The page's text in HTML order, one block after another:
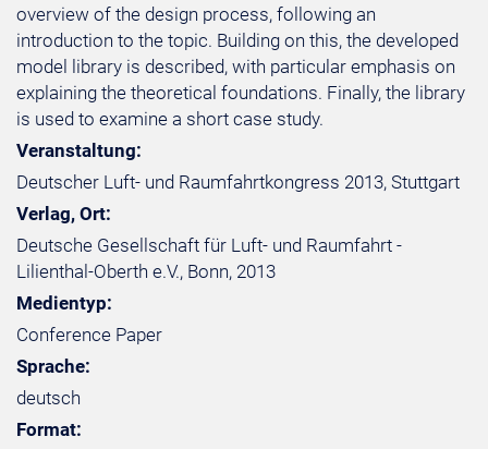
overview of the design process, following an
introduction to the topic. Building on this, the developed
model library is described, with particular emphasis on
explaining the theoretical foundations. Finally, the library
is used to examine a short case study.
Veranstaltung:
Deutscher Luft- und Raumfahrtkongress 2013, Stuttgart
Verlag, Ort:
Deutsche Gesellschaft für Luft- und Raumfahrt -
Lilienthal-Oberth e.V., Bonn, 2013
Medientyp:
Conference Paper
Sprache:
deutsch
Format: